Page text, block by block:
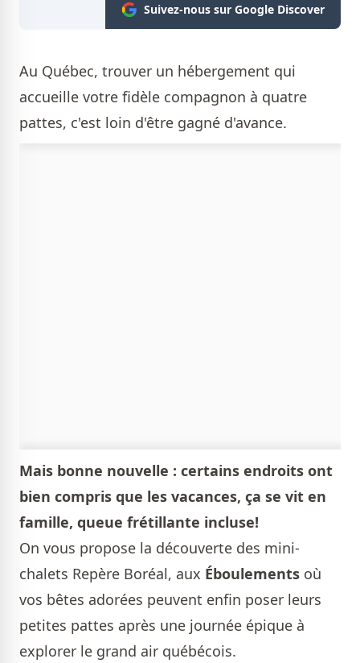
Suivez-nous sur Google Discover
Au Québec, trouver un hébergement qui
accueille votre fidèle compagnon à quatre
pattes, c'est loin d'être gagné d'avance.
Mais bonne nouvelle : certains endroits ont
bien compris que les vacances, ça se vit en
famille, queue frétillante incluse!
On vous propose la découverte des mini-
chalets Repère Boréal, aux Éboulements où
vos bêtes adorées peuvent enfin poser leurs
petites pattes après une journée épique à
explorer le grand air québécois.